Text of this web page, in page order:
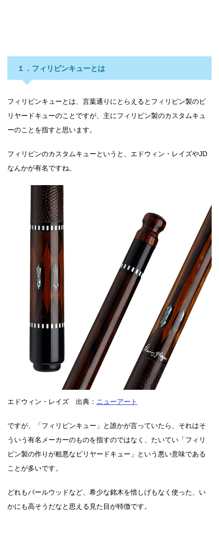
１．フィリピンキューとは
フィリピンキューとは、言葉通りにとらえるとフィリピン製のビ
リヤードキューのことですが、主にフィリピン製のカスタムキュ
ーのことを指すと思います。
フィリピンのカスタムキューというと、エドウィン・レイズやJD
なんかが有名ですね。
エドウィン・レイズ 出典： ニューアート
ですが、「フィリピンキュー」と誰かが言っていたら、それはそ
ういう有名メーカーのものを指すのではなく、たいてい「フィリ
ピン製の作りが粗悪なビリヤードキュー」という悪い意味である
ことが多いです。
どれもバールウッドなど、希少な銘木を惜しげもなく使った、い
かにも高そうだなと思える見た目が特徴です。